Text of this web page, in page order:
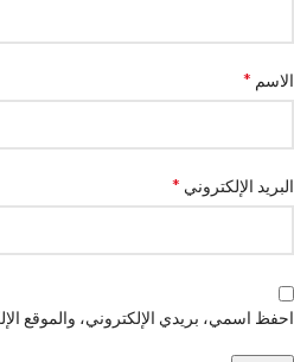
الاسم *
البريد الإلكتروني *
احفظ اسمي، بريدي الإلكتروني، والموقع